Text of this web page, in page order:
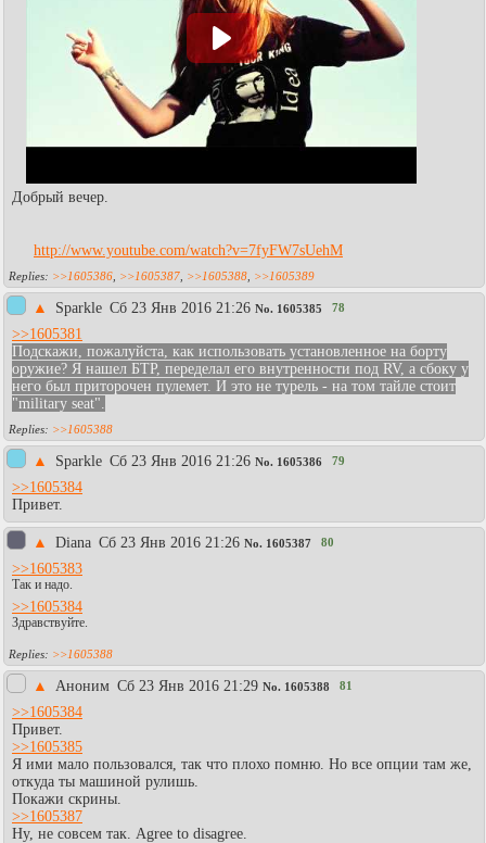
Добрый вечер.
http://www.youtube.com/watch?v=7fyFW7sUehM
>>1605386 >>1605387 >>1605388 >>1605389
▲ Sparkle Сб 23 Янв 2016 21:26 No. 1605385 78
>>1605381
Подскажи, пожалуйста, как использовать установленное на борту
оружие? Я нашел БТР, переделал его внутренности под RV, а сбоку у
него был приторочен пулемет. И это не турель - на том тайле стоит
"military seat".
>>1605388
▲ Sparkle Сб 23 Янв 2016 21:26 No. 1605386 79
>>1605384
Привет.
▲ Diаna Сб 23 Янв 2016 21:26 No. 1605387 80
>>1605383
Так и надо.
>>1605384
Здравствуйте.
>>1605388
▲ Аноним Сб 23 Янв 2016 21:29 No. 1605388 81
>>1605384
Привет.
>>1605385
Я ими мало пользовался, так что плохо помню. Но все опции там же,
откуда ты машиной рулишь.
Покажи скрины.
>>1605387
Ну, не совсем так. Agree to disagree.